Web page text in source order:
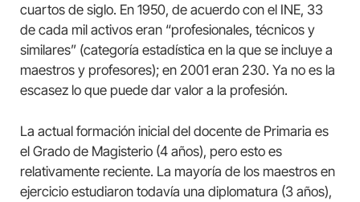
cuartos de siglo. En 1950, de acuerdo con el INE, 33
de cada mil activos eran “profesionales, técnicos y
similares” (categoría estadística en la que se incluye a
maestros y profesores); en 2001 eran 230. Ya no es la
escasez lo que puede dar valor a la profesión.
La actual formación inicial del docente de Primaria es
el Grado de Magisterio (4 años), pero esto es
relativamente reciente. La mayoría de los maestros en
ejercicio estudiaron todavía una diplomatura (3 años),